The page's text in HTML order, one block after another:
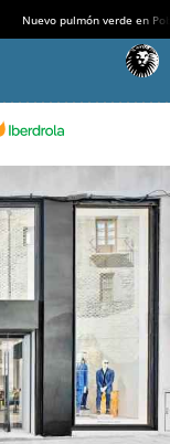
Nuevo pulmón verde en